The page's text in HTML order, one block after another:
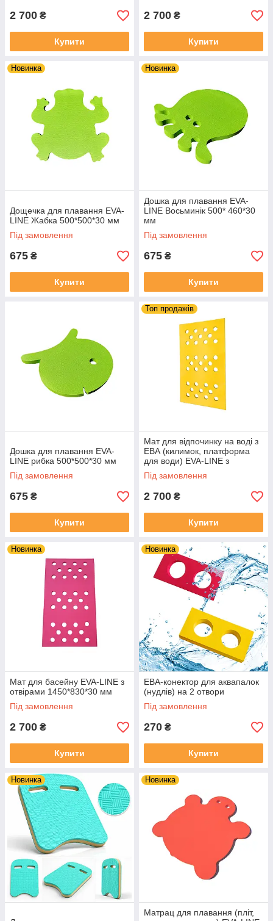
2 700 ₴
Купити
2 700 ₴
Купити
Новинка
Дощечка для плавання EVA-
LINE Жабка 500*500*30 мм
Під замовлення
675 ₴
Купити
Новинка
Дошка для плавання EVA-
LINE Восьминік 500* 460*30
мм
Під замовлення
675 ₴
Купити
Дошка для плавання EVA-
LINE рибка 500*500*30 мм
Під замовлення
675 ₴
Купити
Топ продажів
Мат для відпочинку на воді з
ЕВА (килимок, платформа
для води) EVA-LINE з
отвірами 1450*830*30 мм
Під замовлення
2 700 ₴
Купити
Новинка
Мат для басейну EVA-LINE з
отвірами 1450*830*30 мм
Під замовлення
2 700 ₴
Купити
Новинка
ЕВА-конектор для аквапалок
(нудлів) на 2 отвори
Під замовлення
270 ₴
Купити
Новинка Новинка
Матрац для плавання (пліт,